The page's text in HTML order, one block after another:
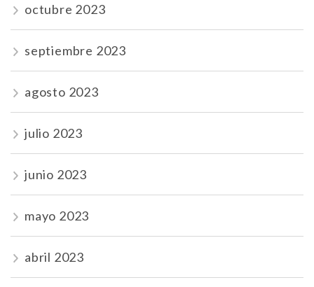
octubre 2023
septiembre 2023
agosto 2023
julio 2023
junio 2023
mayo 2023
abril 2023